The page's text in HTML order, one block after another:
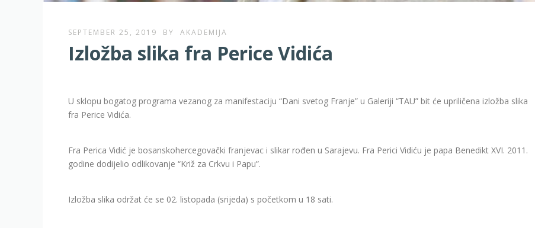
SEPTEMBER 25, 2019 BY AKADEMIJA
Izložba slika fra Perice Vidića
U sklopu bogatog programa vezanog za manifestaciju “Dani svetog Franje” u Galeriji “TAU” bit će upriličena izložba slika
fra Perice Vidića.
Fra Perica Vidić je bosanskohercegovački franjevac i slikar rođen u Sarajevu. Fra Perici Vidiću je papa Benedikt XVI. 2011.
godine dodijelio odlikovanje “Križ za Crkvu i Papu”.
Izložba slika održat će se 02. listopada (srijeda) s početkom u 18 sati.